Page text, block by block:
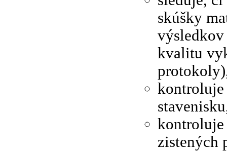
skúšky
výsledkov
kvalitu
kontroluje
kontroluje
zistených